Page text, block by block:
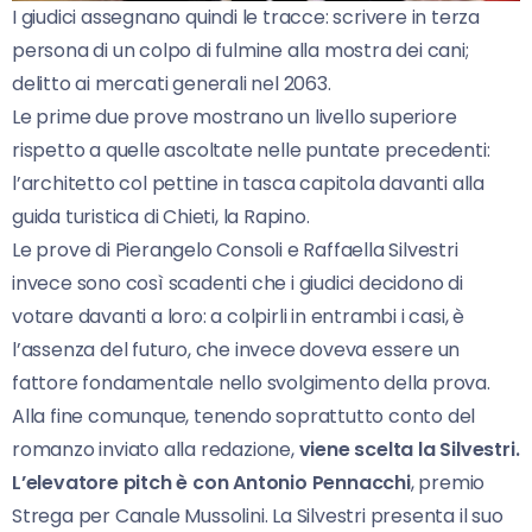
I giudici assegnano quindi le tracce: scrivere in terza
persona di un colpo di fulmine alla mostra dei cani;
delitto ai mercati generali nel 2063.
Le prime due prove mostrano un livello superiore
rispetto a quelle ascoltate nelle puntate precedenti:
l’architetto col pettine in tasca capitola davanti alla
guida turistica di Chieti, la Rapino.
Le prove di Pierangelo Consoli e Raffaella Silvestri
invece sono così scadenti che i giudici decidono di
votare davanti a loro: a colpirli in entrambi i casi, è
l’assenza del futuro, che invece doveva essere un
fattore fondamentale nello svolgimento della prova.
Alla fine comunque, tenendo soprattutto conto del
romanzo inviato alla redazione,viene scelta la Silvestri.
L’elevatore pitch è con Antonio Pennacchi, premio
Strega per Canale Mussolini. La Silvestri presenta il suo